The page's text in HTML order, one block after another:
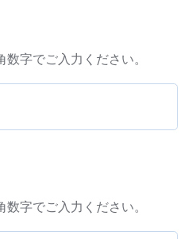
字でご入力ください。
字でご入力ください。